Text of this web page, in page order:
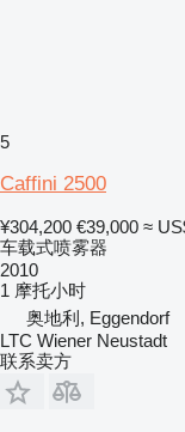
5
Caffini 2500
¥304,200 €39,000 ≈
车载式喷雾器
2010
1 摩托小时
奥地利, Eggendorf
LTC Wiener Neustadt
联系卖方